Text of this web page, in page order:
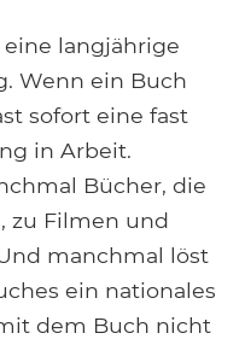
Pocket
langjährige
Wenn ein Buch
sofort eine fast
in Arbeit.
Bücher, die
zu Filmen und
manchmal löst
ein nationales
dem Buch nicht